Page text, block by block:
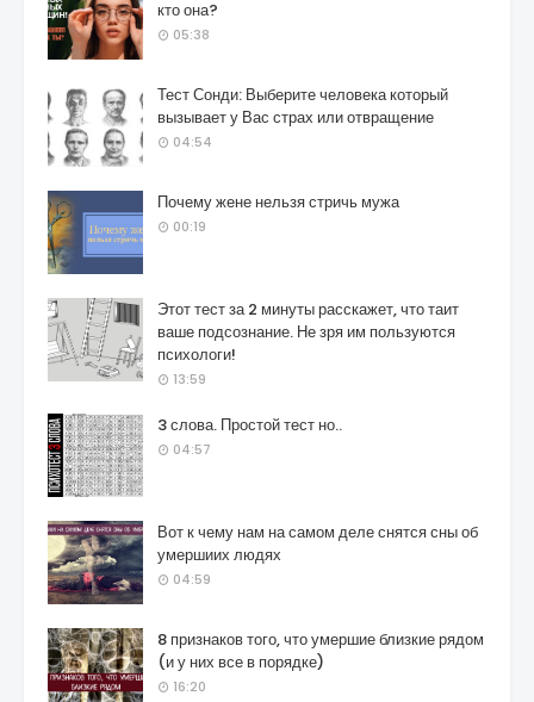
кто она?
05:38
Тест Сонди: Выберите человека который
вызывает у Вас страх или отвращение
04:54
Почему жене нельзя стричь мужа
00:19
Этот тест за 2 минуты расскажет, что таит
ваше подсознание. Не зря им пользуются
психологи!
13:59
3 слова. Простой тест но..
04:57
Вот к чему нам на самом деле снятся сны об
умершиих людях
04:59
8 признаков того, что умершие близкие рядом
(и у них все в порядке)
16:20